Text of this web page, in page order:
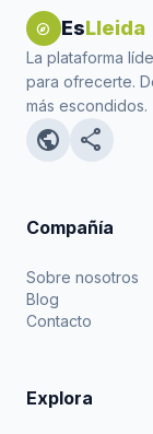
explore EsLleida
La plataforma
para ofrecerte.
más escondidos.
public share
Compañía
Sobre nosotros
Blog
Contacto
Explora